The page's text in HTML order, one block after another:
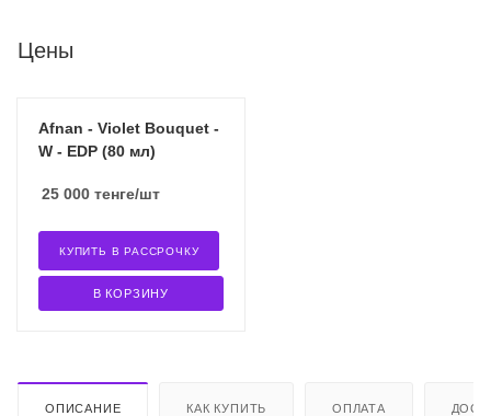
Цены
Afnan - Violet Bouquet -
W - EDP (80 мл)
25 000 тенге/шт
В КОРЗИНУ
КУПИТЬ В РАССРОЧКУ
ОПИСАНИЕ КАК КУПИТЬ ОПЛАТА